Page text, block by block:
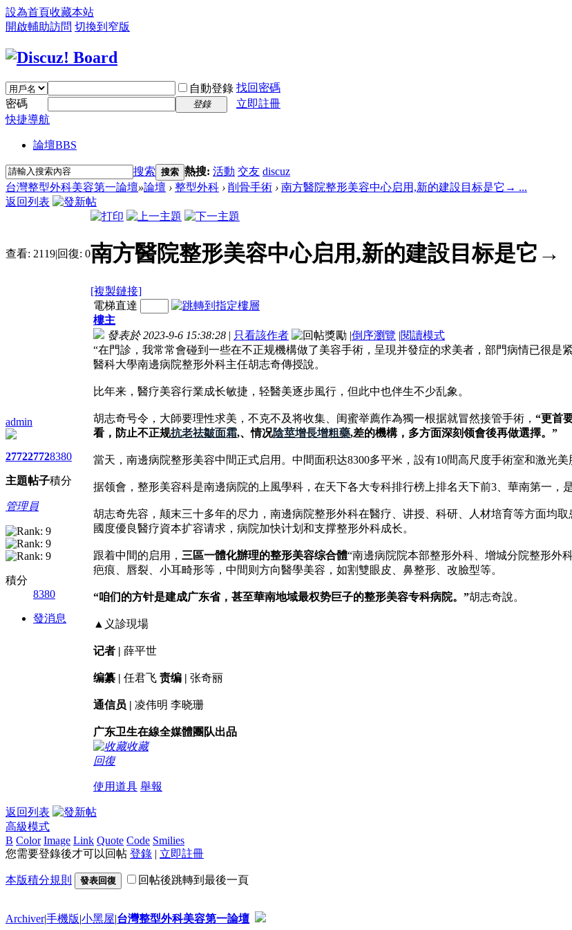
設為首頁收藏本站
開啟輔助訪問 切換到窄版
自動登錄 找回密碼
密碼
登錄
立即註冊
快捷導航
論壇BBS
搜索 搜索 熱搜: 活動 交友 discuz
台灣整型外科美容第一論壇»論壇 › 整型外科 › 削骨手術 › 南方醫院整形美容中心启用,新的建設目标是它→ ...
返回列表
查看: 2119|回復: 0南方醫院整形美容中心启用,新的建設目标是它→
[複製鏈接]
admin
2772
主題
2772
帖子
8380
積分
管理員
積分
8380
發消息
電梯直達
樓主
發表於 2023-9-6 15:38:28 | 只看該作者 |倒序瀏覽 |閱讀模式
“在門診，我常常會碰到一些在不正规機構做了美容手術，呈現并發症的求美者，部門病情已很是
醫科大學南邊病院整形外科主任胡志奇傳授說。
比年来，醫疗美容行業成长敏捷，轻醫美逐步風行，但此中也伴生不少乱象。
胡志奇号令，大師要理性求美，不克不及将收集、闺蜜举薦作為獨一根据就冒然接管手術， “更首
看，防止不正规抗老祛皺面霜,、情况陰莖增長增粗藥,差的機構，多方面深刻领會後再做選擇。”
當天，南邊病院整形美容中間正式启用。中間面积达8300多平米，設有10間高尺度手術室和激光
据领會，整形美容科是南邊病院的上風學科，在天下各大专科排行榜上排名天下前3、華南第一，
胡志奇先容，颠末三十多年的尽力，南邊病院整形外科在醫疗、讲授、科研、人材培育等方面均
國度優良醫疗資本扩容请求，病院加快计划和支撑整形外科成长。
跟着中間的启用， 三區一體化辦理的整形美容综合體“南邊病院院本部整形外科、增城分院整形外
疤痕、唇裂、小耳畸形等，中間则方向醫學美容，如割雙眼皮、鼻整形、改臉型等。
“咱们的方针是建成广东省，甚至華南地域最权势巨子的整形美容专科病院。”胡志奇說。
▲义診現場
记者 | 薛平世
编纂 | 任君飞 责编 | 张奇丽
通信员 | 凌伟明 李晓珊
广东卫生在線全媒體團队出品
收藏
回復
使用道具 舉報
返回列表
高級模式
B Color Image Link Quote Code Smilies
您需要登錄後才可以回帖 登錄 | 立即註冊
本版積分規則 發表回復 回帖後跳轉到最後一頁
Archiver|手機版|小黑屋|台灣整型外科美容第一論壇